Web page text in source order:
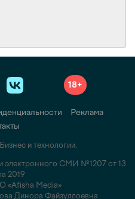
18+
Реклама
и технологии.
электронного СМИ №1207 от 13
2019
«Afisha Media»
Динора Файзуллоевна